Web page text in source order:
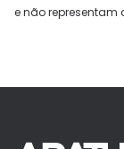
e não representam